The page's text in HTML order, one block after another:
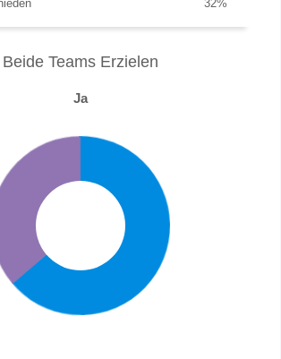
%
32
Beide Teams Erzielen
Ja